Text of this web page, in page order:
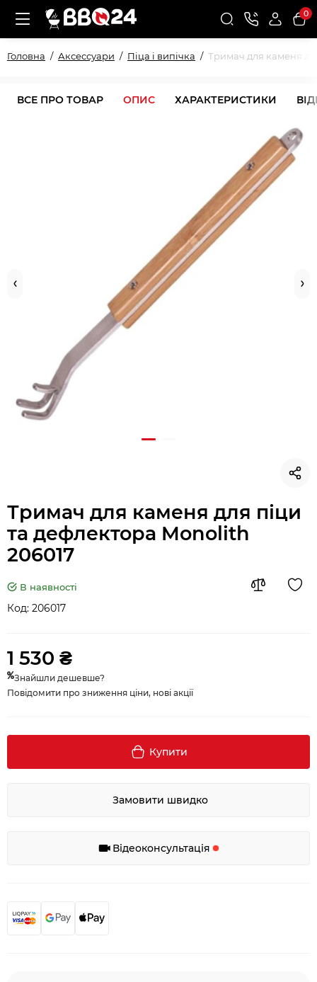
0
Головна Аксессуари Піца і випічка Тримач для каменя
ВСЕ ПРО ТОВАР ОПИС ХАРАКТЕРИСТИКИ
Тримач для каменя для піци
та дефлектора Monolith
206017
В наявності
Код: 206017
1 530 ₴
Знайшли дешевше?
Повідомити про зниження ціни, нові акції
Купити
Замовити швидко
Відеоконсультація